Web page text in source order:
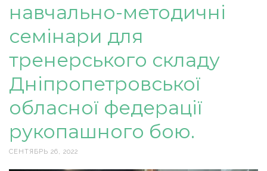
навчально-методичні
семінари для
тренерського складу
Дніпропетровської
обласної федерації
рукопашного бою.
СЕНТЯБРЬ 26, 2022